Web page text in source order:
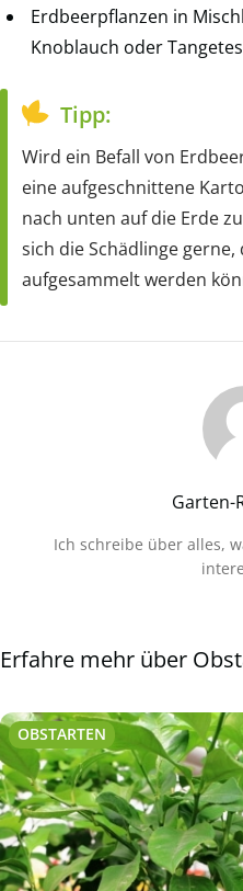
Erdbeerpflanzen in
Knoblauch oder
Tipp:
Wird ein Befall von
eine aufgeschnittene
nach unten auf die Erde
sich die Schädlinge
aufgesammelt werden
Garten-
Ich schreibe über alles,
Erfahre mehr über
OBSTARTEN